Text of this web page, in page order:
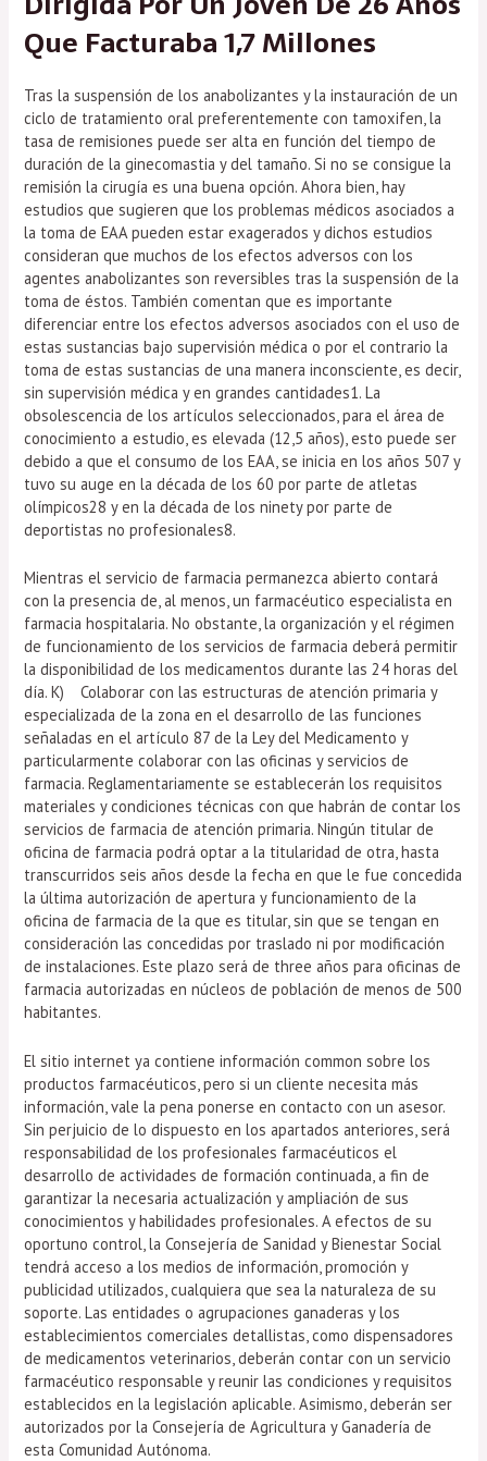
Que Facturaba 1,7 Millones
Tras la suspensión de los anabolizantes y la instauración de un
ciclo de tratamiento oral preferentemente con tamoxifen, la
tasa de remisiones puede ser alta en función del tiempo de
duración de la ginecomastia y del tamaño. Si no se consigue la
remisión la cirugía es una buena opción. Ahora bien, hay
estudios que sugieren que los problemas médicos asociados a
la toma de EAA pueden estar exagerados y dichos estudios
consideran que muchos de los efectos adversos con los
agentes anabolizantes son reversibles tras la suspensión de la
toma de éstos. También comentan que es importante
diferenciar entre los efectos adversos asociados con el uso de
estas sustancias bajo supervisión médica o por el contrario la
toma de estas sustancias de una manera inconsciente, es decir,
sin supervisión médica y en grandes cantidades1. La
obsolescencia de los artículos seleccionados, para el área de
conocimiento a estudio, es elevada (12,5 años), esto puede ser
debido a que el consumo de los EAA, se inicia en los años 507 y
tuvo su auge en la década de los 60 por parte de atletas
olímpicos28 y en la década de los ninety por parte de
deportistas no profesionales8.
Mientras el servicio de farmacia permanezca abierto contará
con la presencia de, al menos, un farmacéutico especialista en
farmacia hospitalaria. No obstante, la organización y el régimen
de funcionamiento de los servicios de farmacia deberá permitir
la disponibilidad de los medicamentos durante las 24 horas del
día. K) Colaborar con las estructuras de atención primaria y
especializada de la zona en el desarrollo de las funciones
señaladas en el artículo 87 de la Ley del Medicamento y
particularmente colaborar con las oficinas y servicios de
farmacia. Reglamentariamente se establecerán los requisitos
materiales y condiciones técnicas con que habrán de contar los
servicios de farmacia de atención primaria. Ningún titular de
oficina de farmacia podrá optar a la titularidad de otra, hasta
transcurridos seis años desde la fecha en que le fue concedida
la última autorización de apertura y funcionamiento de la
oficina de farmacia de la que es titular, sin que se tengan en
consideración las concedidas por traslado ni por modificación
de instalaciones. Este plazo será de three años para oficinas de
farmacia autorizadas en núcleos de población de menos de 500
habitantes.
El sitio internet ya contiene información common sobre los
productos farmacéuticos, pero si un cliente necesita más
información, vale la pena ponerse en contacto con un asesor.
Sin perjuicio de lo dispuesto en los apartados anteriores, será
responsabilidad de los profesionales farmacéuticos el
desarrollo de actividades de formación continuada, a fin de
garantizar la necesaria actualización y ampliación de sus
conocimientos y habilidades profesionales. A efectos de su
oportuno control, la Consejería de Sanidad y Bienestar Social
tendrá acceso a los medios de información, promoción y
publicidad utilizados, cualquiera que sea la naturaleza de su
soporte. Las entidades o agrupaciones ganaderas y los
establecimientos comerciales detallistas, como dispensadores
de medicamentos veterinarios, deberán contar con un servicio
farmacéutico responsable y reunir las condiciones y requisitos
establecidos en la legislación aplicable. Asimismo, deberán ser
autorizados por la Consejería de Agricultura y Ganadería de
esta Comunidad Autónoma.